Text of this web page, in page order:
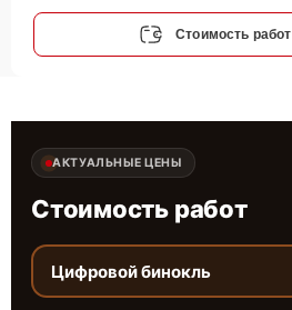
Стоимость работ
АКТУАЛЬНЫЕ ЦЕНЫ
Стоимость работ
Цифровой бинокль